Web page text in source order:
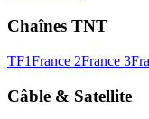
Chaînes TNT
TF1France 2France 3
Câble & Satellite